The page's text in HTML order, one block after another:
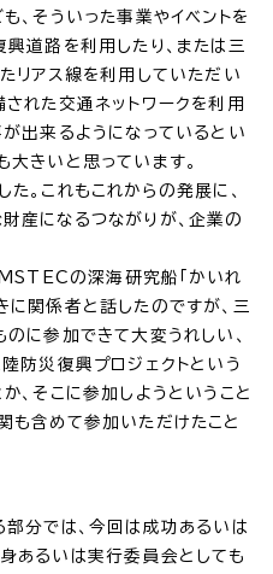
、そういった事業やイベントを
道路を利用したり、または三
リアス線を利用していただい
れた交通ネットワークを利用
出来るようになっているとい
きいと思っています。
。これもこれからの発展に、
産になるつながりが、企業の
の深海研究船「かいれ
に関係者と話したのですが、三
に参加できて大変うれしい、
防災復興プロジェクトという
、そこに参加しようということ
も含めて参加いただけたこと
分では、今回は成功あるいは
あるいは実行委員会としても